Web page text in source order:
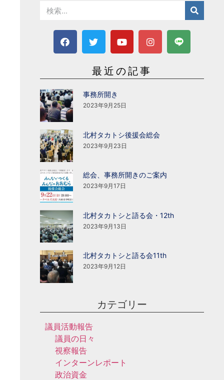
最近の記事
事務所開き
2023年9月25日
北村タカトシ後援会総会
2023年9月23日
総会、事務所開きのご案内
2023年9月17日
北村タカトシと語る会・12th
2023年9月13日
北村タカトシと語る会11th
2023年9月12日
カテゴリー
議員活動報告
議員の日々
視察報告
インターンレポート
政治資金